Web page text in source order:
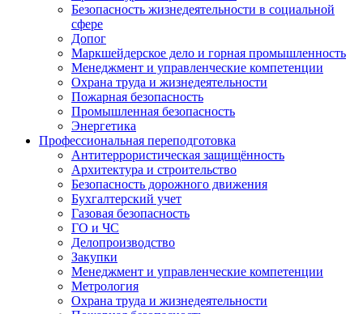
Безопасность жизнедеятельности в социальной
сфере
Допог
Маркшейдерское дело и горная промышленность
Менеджмент и управленческие компетенции
Охрана труда и жизнедеятельности
Пожарная безопасность
Промышленная безопасность
Энергетика
Профессиональная переподготовка
Антитеррористическая защищённость
Архитектура и строительство
Безопасность дорожного движения
Бухгалтерский учет
Газовая безопасность
ГО и ЧС
Делопроизводство
Закупки
Менеджмент и управленческие компетенции
Метрология
Охрана труда и жизнедеятельности